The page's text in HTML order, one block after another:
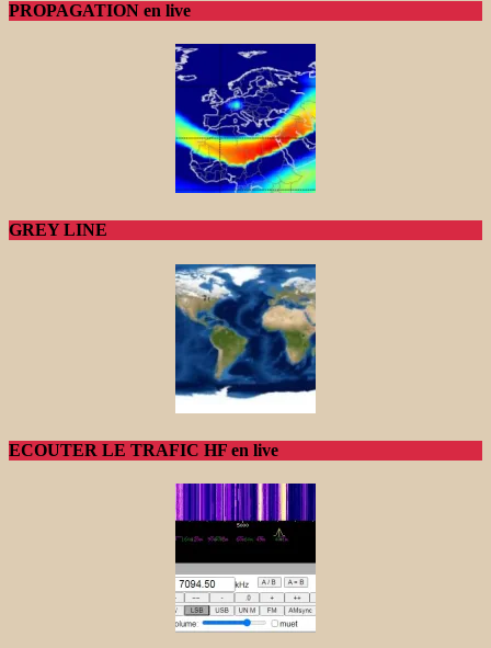
PROPAGATION en live
GREY LINE
ECOUTER LE TRAFIC HF en live